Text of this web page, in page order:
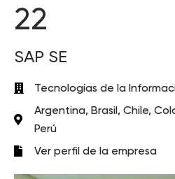
22
SAP SE
Tecnologías de la
Argentina, Brasil, Chile,
Perú
Ver perfil de la empresa